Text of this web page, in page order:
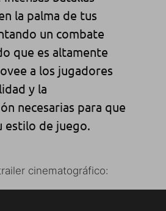
la palma de tus
un combate
que es altamente
a los jugadores
y la
necesarias para que
estilo de juego.
cinematográfico: